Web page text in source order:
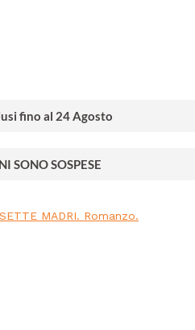
fino al 24 Agosto
SONO SOSPESE
SETTE MADRI. Romanzo.